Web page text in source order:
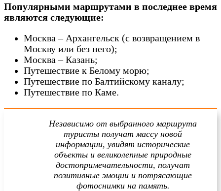
Популярными маршрутами в последнее время
являются следующие:
Москва – Архангельск (с возвращением в
Москву или без него);
Москва – Казань;
Путешествие к Белому морю;
Путешествие по Балтийскому каналу;
Путешествие по Каме.
Независимо от выбранного маршрута
туристы получат массу новой
информации, увидят исторические
объекты и великолепные природные
достопримечательности, получат
позитивные эмоции и потрясающие
фотоснимки на память.